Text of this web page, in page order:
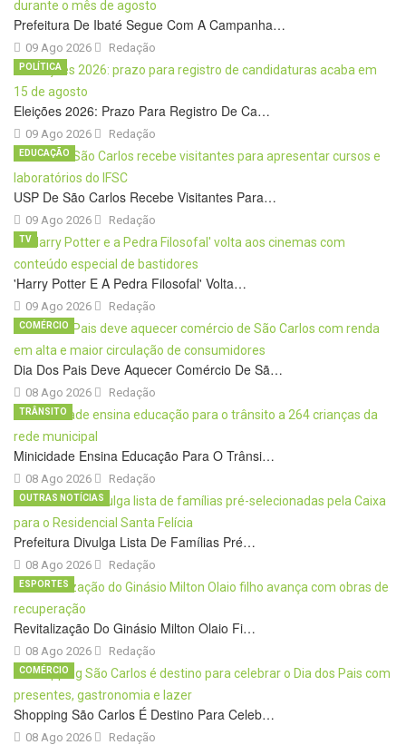
Prefeitura De Ibaté Segue Com A Campanha…
09 Ago 2026 Redação
Eleições 2026: Prazo Para Registro De Ca…
09 Ago 2026
POLÍTICA
Redação
USP De São Carlos Recebe Visitantes Para…
09 Ago 2026
EDUCAÇÃO
Redação
'Harry Potter E A Pedra Filosofal' Volta…
09 Ago 2026
TV
Redação
Dia Dos Pais Deve Aquecer Comércio De Sã…
08 Ago 2026
COMÉRCIO
Redação
Minicidade Ensina Educação Para O Trânsi…
08 Ago 2026
TRÂNSITO
Redação
Prefeitura Divulga Lista De Famílias Pré…
08 Ago 2026
OUTRAS NOTÍCIAS
Redação
Revitalização Do Ginásio Milton Olaio Fi…
08 Ago 2026
ESPORTES
Redação
Shopping São Carlos É Destino Para Celeb…
08 Ago 2026
COMÉRCIO
Redação